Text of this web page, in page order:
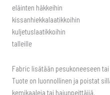
eläinten häkkeihin
kissanhiekkalaatikkoihin
kuljetuslaatikkoihin
talleille
Fabric lisätään pesukoneeseen
Tuote on luonnollinen ja poistat
kemikaaleja tai hajunpeittäjiä.